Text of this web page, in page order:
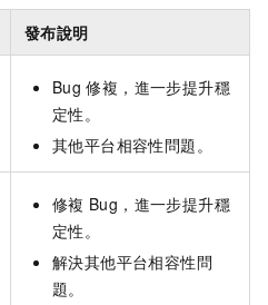
發布說明
Bug 修複，進一步提升穩
定性。
其他平台相容性問題。
修複 Bug，進一步提升穩
定性。
解決其他平台相容性問
題。